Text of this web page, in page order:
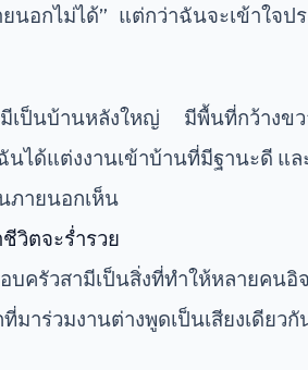
อกไม่ได้” แต่กว่าฉันจะเข้าใจป
มีเป็นบ้านหลังใหญ่ มีพื้นที่กว้างข
ได้แต่งงานเข้าบ้านที่มีฐานะดี แ
ภายนอกเห็น
วิตจะร่ำรวย
ครัวสามีเป็นสิ่งที่ทำให้หลายคน
ร่วมงานต่างพูดเป็นเสียงเดียว